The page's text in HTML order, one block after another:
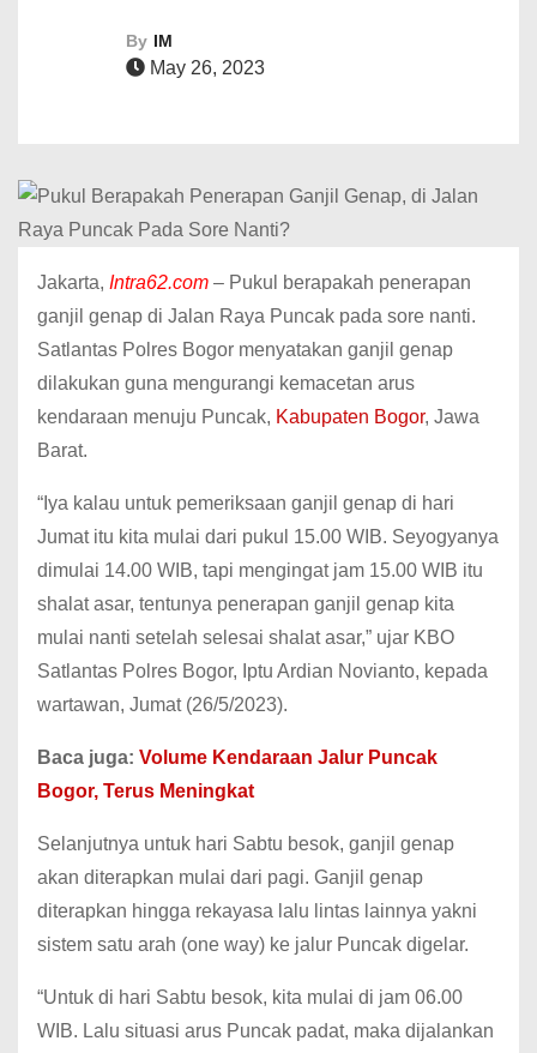
By IM
May 26, 2023
Jakarta, Intra62.com – Pukul berapakah penerapan
ganjil genap di Jalan Raya Puncak pada sore nanti.
Satlantas Polres Bogor menyatakan ganjil genap
dilakukan guna mengurangi kemacetan arus
kendaraan menuju Puncak, Kabupaten Bogor, Jawa
Barat.
“Iya kalau untuk pemeriksaan ganjil genap di hari
Jumat itu kita mulai dari pukul 15.00 WIB. Seyogyanya
dimulai 14.00 WIB, tapi mengingat jam 15.00 WIB itu
shalat asar, tentunya penerapan ganjil genap kita
mulai nanti setelah selesai shalat asar,” ujar KBO
Satlantas Polres Bogor, Iptu Ardian Novianto, kepada
wartawan, Jumat (26/5/2023).
Baca juga: Volume Kendaraan Jalur Puncak
Bogor, Terus Meningkat
Selanjutnya untuk hari Sabtu besok, ganjil genap
akan diterapkan mulai dari pagi. Ganjil genap
diterapkan hingga rekayasa lalu lintas lainnya yakni
sistem satu arah (one way) ke jalur Puncak digelar.
“Untuk di hari Sabtu besok, kita mulai di jam 06.00
WIB. Lalu situasi arus Puncak padat, maka dijalankan